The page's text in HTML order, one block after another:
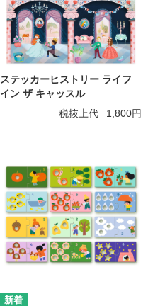
ステッカーヒストリー ライフ
イン ザ キャッスル
税抜上代
1,800円